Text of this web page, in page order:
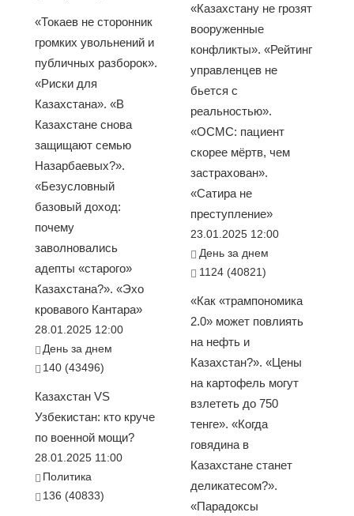
«Токаев не сторонник
громких увольнений и
публичных разборок».
«Риски для
Казахстана». «В
Казахстане снова
защищают семью
Назарбаевых?».
«Безусловный
базовый доход:
почему
заволновались
адепты «старого»
Казахстана?». «Эхо
кровавого Кантара»
28.01.2025 12:00
День за днем
140 (43496)
Казахстан VS
Узбекистан: кто круче
по военной мощи?
28.01.2025 11:00
Политика
136 (40833)
«Казахстану не грозят
вооруженные
конфликты». «Рейтинг
управленцев не
бьется с
реальностью».
«ОСМС: пациент
скорее мёртв, чем
застрахован».
«Сатира не
преступление»
23.01.2025 12:00
День за днем
1124 (40821)
«Как «трампономика
2.0» может повлиять
на нефть и
Казахстан?». «Цены
на картофель могут
взлететь до 750
тенге». «Когда
говядина в
Казахстане станет
деликатесом?».
«Парадоксы